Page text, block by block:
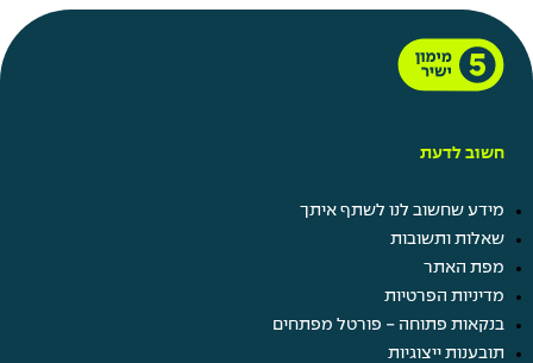
תן ביס
קרן מלגות
נופש חברה
ערבי גיבוש ומסיבות
הטבות בביטוח ישיר
חשוב לדעת
מידע שחשוב לנו לשתף איתך
שאלות ותשובות
מפת האתר
מדיניות הפרטיות
בנקאות פתוחה - פורטל מפתחים
תובענות ייצוגיות